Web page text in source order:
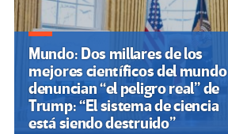
Mundo: Dos millares de los
mejores científicos del mundo
denuncian “el peligro real” de
Trump: “El sistema de ciencia
está siendo destruido”